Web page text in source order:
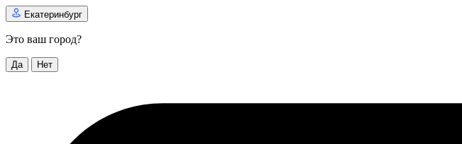
Екатеринбург
Это ваш город?
Да Нет